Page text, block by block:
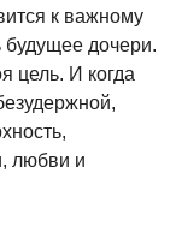
к важному
дочери.
цель. И когда
любви и